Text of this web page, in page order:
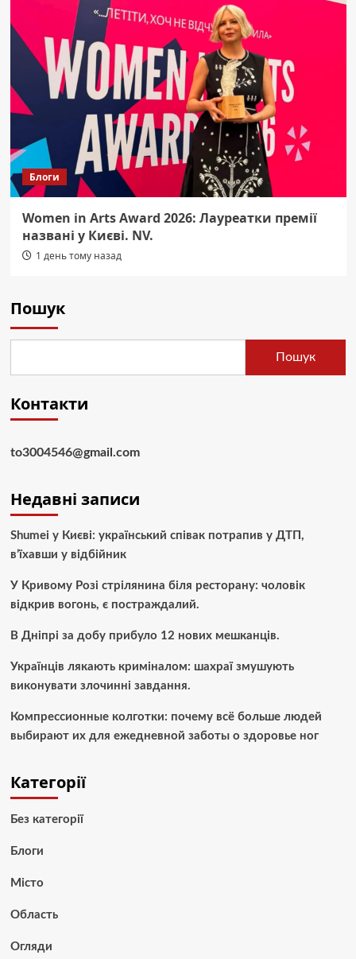
Блоги
Women in Arts Award 2026: Лауреатки премії
названі у Києві. NV.
1 день тому назад
Пошук
Пошук
Контакти
to3004546@gmail.com
Недавні записи
Shumei у Києві: український співак потрапив у ДТП,
в’їхавши у відбійник
У Кривому Розі стрілянина біля ресторану: чоловік
відкрив вогонь, є постраждалий.
В Дніпрі за добу прибуло 12 нових мешканців.
Українців лякають криміналом: шахраї змушують
виконувати злочинні завдання.
Компрессионные колготки: почему всё больше людей
выбирают их для ежедневной заботы о здоровье ног
Категорії
Без категорії
Блоги
Місто
Область
Огляди